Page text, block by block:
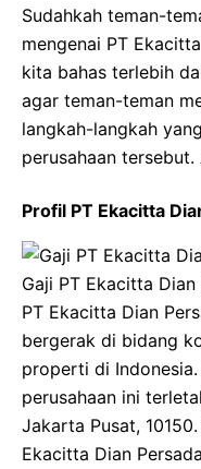
Sudahkah teman-
mengenai PT
kita bahas terlebih
agar teman-teman
langkah-langkah
perusahaan
Profil PT Ekacitta
Gaji PT Ekacitta
PT Ekacitta Dian
bergerak di bidang
properti di
perusahaan ini
Jakarta Pusat,
Ekacitta Dian